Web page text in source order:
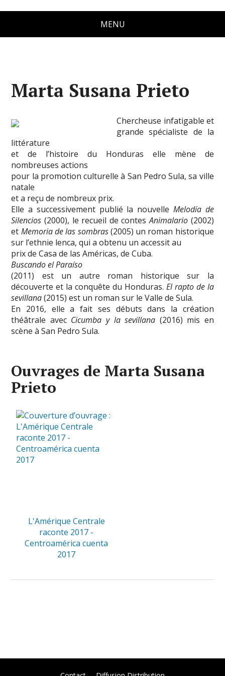
MENU
Marta Susana Prieto
Chercheuse infatigable et
grande spécialiste de la
littérature
et de l’histoire du Honduras elle mène de
nombreuses actions
pour la promotion culturelle à San Pedro Sula, sa ville
natale
et a reçu de nombreux prix.
Elle a successivement publié la nouvelle Melodía de
Silencios (2000), le recueil de contesAnimalario (2002)
et Memoria de las sombras(2005) un roman historique
sur l’ethnie lenca, qui a obtenu un accessit au
prix de Casa de las Américas, de Cuba.
Buscando el Paraíso
(2011) est un autre roman historique sur la
découverte et la conquête du Honduras. El rapto de la
sevillana(2015) est un roman sur le Valle de Sula.
En 2016, elle a fait ses débuts dans la création
théâtrale avec Cicumba y la sevillana (2016) mis en
scène à San Pedro Sula.
Ouvrages de Marta Susana
Prieto
L'Amérique Centrale
raconte 2017 -
Centroamérica cuenta
2017